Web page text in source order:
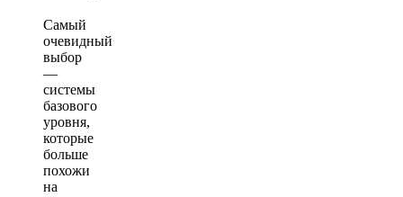
Самый
очевидный
выбор
—
системы
базового
уровня,
которые
больше
похожи
на